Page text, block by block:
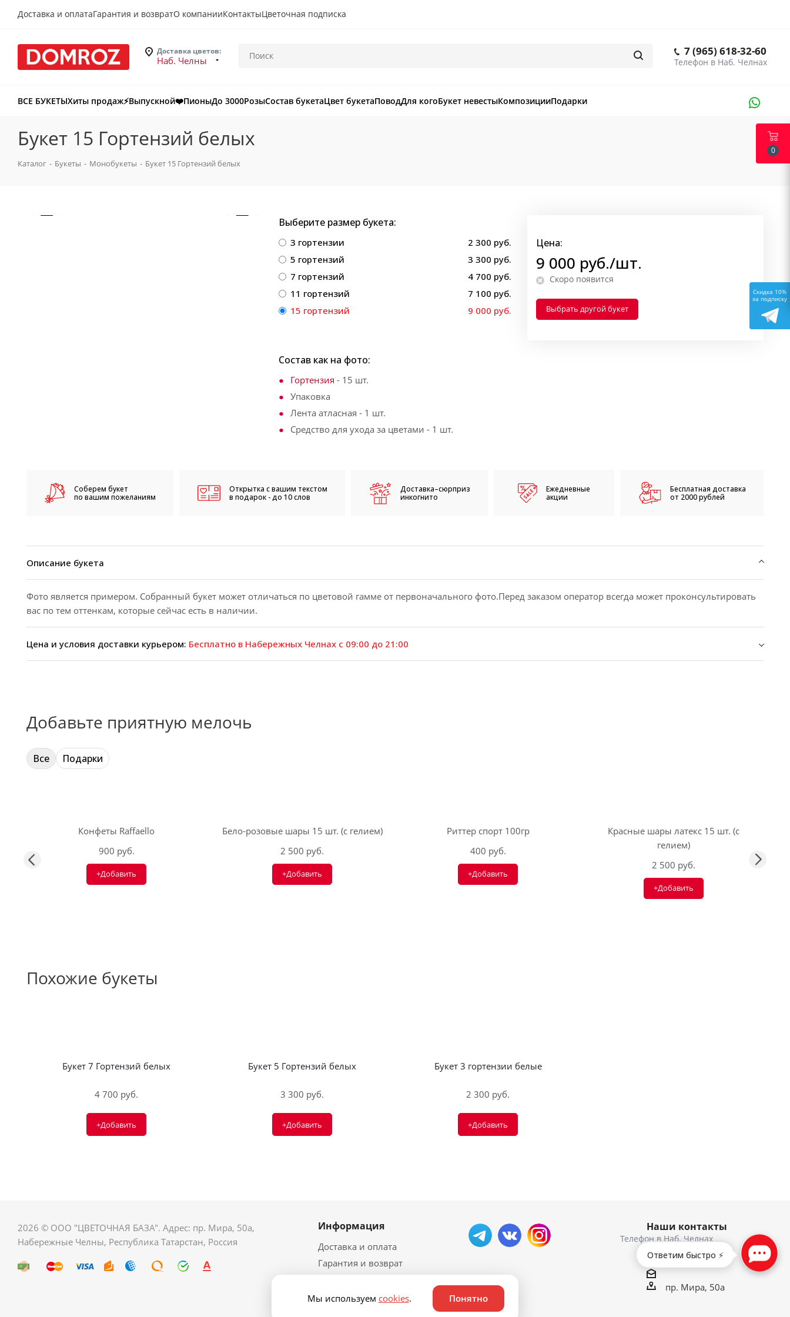
Доставка и оплатаГарантия и возвратО компанииКонтактыЦветочная подписка
Доставка цветов:
Наб. Челны
7 (965) 618-32-60
ВСЕ БУКЕТЫХиты продаж⚡Выпускной❤️ПионыДо 3000РозыСостав букетаЦвет букетаПоводДля когоБукет невестыКомпозицииПодарки
Букет 15 Гортензий белых
Каталог - Букеты - Монобукеты - Букет 15 Гортензий белых
Выберите размер букета:
3 гортензии
2 300 руб.
5 гортензий
3 300 руб.
7 гортензий
4 700 руб.
11 гортензий
7 100 руб.
15 гортензий
9 000 руб.
Состав как на фото:
Гортензия - 15 шт.
Упаковка
Лента атласная - 1 шт.
Средство для ухода за цветами - 1 шт.
Цена:
9 000 руб./шт.
Скоро появится
Выбрать другой букет
Соберем букет
по вашим пожеланиям
Открытка с вашим текстом
в подарок - до 10 слов
Доставка–сюрприз
инкогнито
Ежедневные
акции
Бесплатная доставка
от 2000 рублей
Описание букета
Фото является примером. Собранный букет может отличаться по цветовой гамме от первоначального фото.Перед заказом оператор всегда может проконсультировать
вас по тем оттенкам, которые сейчас есть в наличии.
Цена и условия доставки курьером: Бесплатно в Набережных Челнах с 09:00 до 21:00
Добавьте приятную мелочь
Все Подарки
Конфеты Raffaello
900 руб.
+Добавить
Бело-розовые шары 15 шт. (с гелием)
2 500 руб.
+Добавить
Риттер спорт 100гр
400 руб.
+Добавить
Красные шары латекс 15 шт. (с
гелием)
2 500 руб.
+Добавить
Похожие букеты
Букет 7 Гортензий белых
4 700 руб.
+Добавить
Букет 5 Гортензий белых
3 300 руб.
+Добавить
Букет 3 гортензии белые
2 300 руб.
+Добавить
2026 © ООО "ЦВЕТОЧНАЯ БАЗА". Адрес: пр. Мира, 50а,
Набережные Челны, Республика Татарстан, Россия
Информация
Доставка и оплата
Гарантия и возврат
Политика
конфиденциальности
Наши контакты
7 (965) 618-32-60
пр. Мира, 50а
0
Скидка 10%
за подписку
Ответим быстро ⚡
Мы используем cookies. Понятно